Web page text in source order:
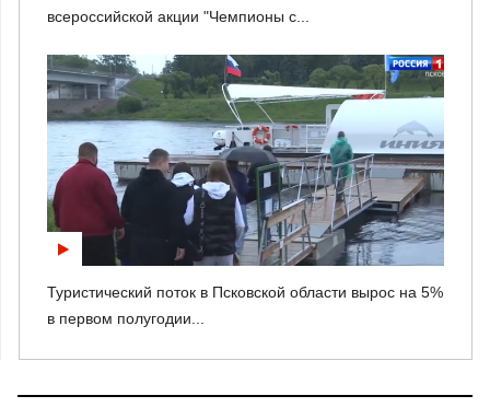
всероссийской акции "Чемпионы с...
Туристический поток в Псковской области вырос на 5%
в первом полугодии...